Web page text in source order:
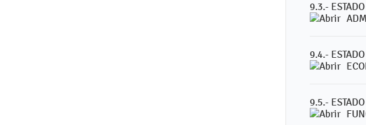
9.3.-
9.4.-
9.5.-